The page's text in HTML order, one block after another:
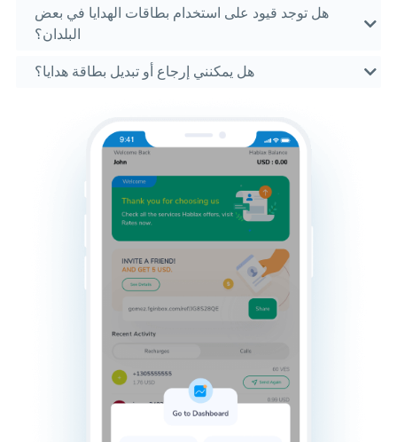
هل توجد قيود على استخدام بطاقات الهدايا في بعض
البلدان؟
هل يمكنني إرجاع أو تبديل بطاقة هدايا؟